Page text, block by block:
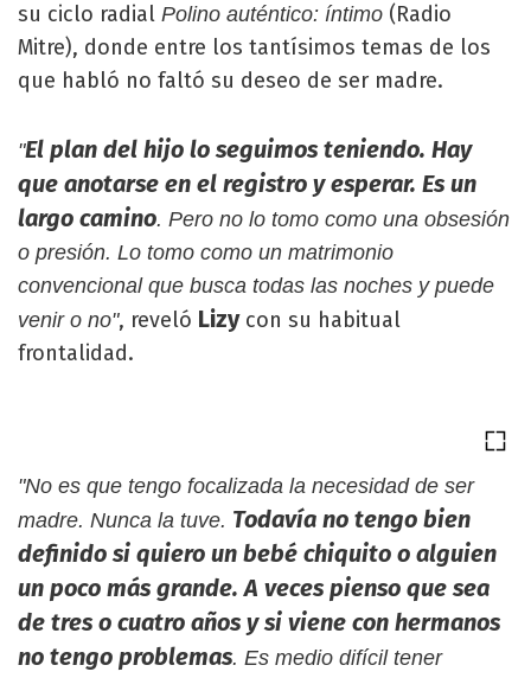
su ciclo radial Polino auténtico: íntimo (Radio
Mitre), donde entre los tantísimos temas de los
que habló no faltó su deseo de ser madre.
"El plan del hijo lo seguimos teniendo. Hay
que anotarse en el registro y esperar. Es un
largo camino. Pero no lo tomo como una obsesión
o presión. Lo tomo como un matrimonio
convencional que busca todas las noches y puede
venir o no", reveló Lizycon su habitual
frontalidad.
"No es que tengo focalizada la necesidad de ser
madre. Nunca la tuve. Todavía no tengo bien
definido si quiero un bebé chiquito o alguien
un poco más grande. A veces pienso que sea
de tres o cuatro años y si viene con hermanos
no tengo problemas. Es medio difícil tener